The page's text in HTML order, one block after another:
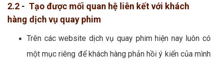
2.2 - Tạo được mối quan hệ liên kết với khách
hàng dịch vụ quay phim
Trên các website dịch vụ quay phim hiện nay luôn có
một mục riêng để khách hàng phản hồi ý kiến của mình